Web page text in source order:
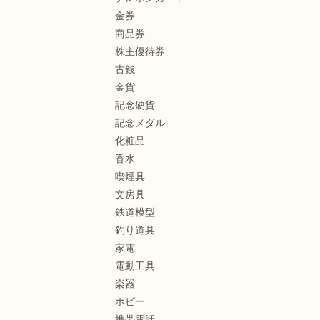
金券
商品券
株主優待券
古銭
金貨
記念硬貨
記念メダル
化粧品
香水
喫煙具
文房具
鉄道模型
釣り道具
家電
電動工具
楽器
ホビー